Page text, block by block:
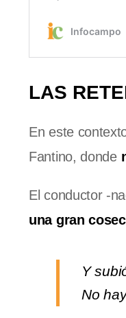
LAS
En este
Fantino, donde
El conductor -
una gran
Y
No